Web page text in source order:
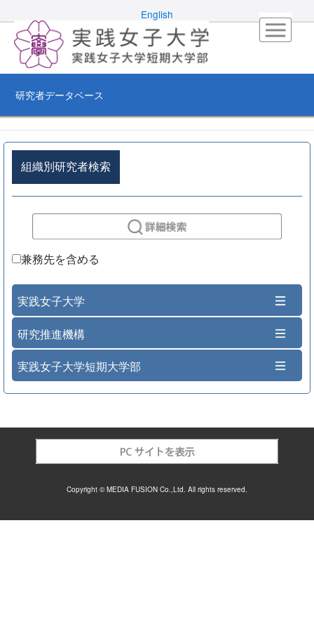
English
研究者データベース
組織別研究者検索
兼務先を含める
実践女子大学
研究推進機構
実践女子大学短期大学部
Copyright © MEDIA FUSION Co.,Ltd. All rights reserved.